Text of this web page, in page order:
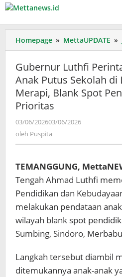
Lewati
konten
Homepage » MettaUPDATE »
Gubernur Luthfi
Anak Putus Sekolah di
Merapi, Blank Spot
Prioritas
03/06/202603/06/2026
oleh Puspita
TEMANGGUNG,
Tengah Ahmad Luthfi
Pendidikan dan
melakukan pendataan
wilayah blank spot
Sumbing, Sindoro,
Langkah tersebut diambil
ditemukannya anak-anak